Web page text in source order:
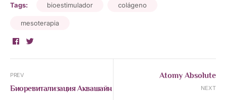
Tags: bioestimulador colágeno
mesoterapia
Facebook
Twitter
PREV
Биоревитализация Аквашайн NEXT
Atomy Absolute